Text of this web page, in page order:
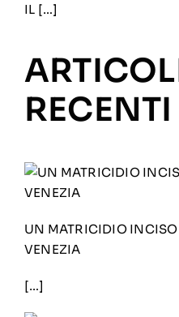
IL […]
RECENTI
UN MATRICIDIO INCISO
VENEZIA
[…]